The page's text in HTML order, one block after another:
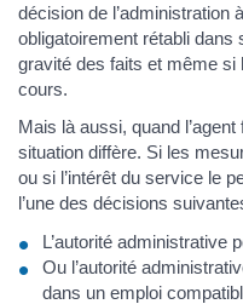
décision de l’administration
obligatoirement rétabli dans
gravité des faits et même si
cours.
Mais là aussi, quand
situation diffère. Si les
ou si l’intérêt du service le
l’une des décisions
L’autorité administrative
Ou l’autorité
dans un emploi